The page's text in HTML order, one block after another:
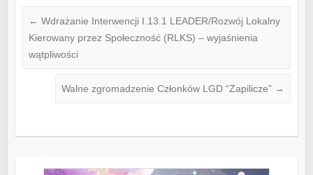
← Wdrażanie Interwencji I.13.1 LEADER/Rozwój Lokalny
Kierowany przez Społeczność (RLKS) – wyjaśnienia
wątpliwości
Walne zgromadzenie Członków LGD “Zapilicze” →